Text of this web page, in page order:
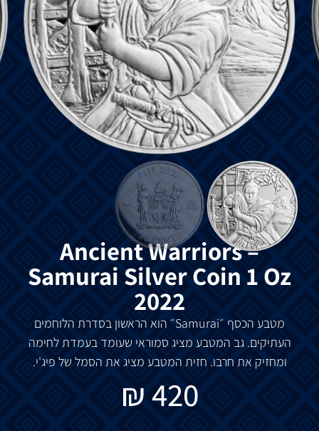
Ancient Warriors –
Samurai Silver Coin 1 Oz
2022
מטבע הכסף ״Samurai״ הוא הראשון בסדרת הלוחמים
העתיקים.גב המטבע מציג סמוראי שעומד בעמדתלחימה
ומחזיק את חרבו. חזית המטבע מציג את הסמל של פיג'י.
420
₪